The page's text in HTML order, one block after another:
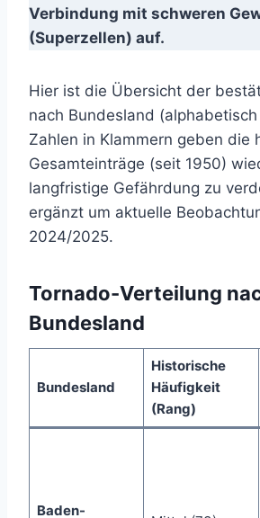
Verbindung mit schweren
(Superzellen) auf.
Hier ist die Übersicht der
nach Bundesland
Zahlen in Klammern geben die
Gesamteinträge (seit 1950)
langfristige Gefährdung zu
ergänzt um aktuelle
2024/2025.
Tornado-Verteilung
Bundesland
Bundesland
Historische
Häufigkeit
(Rang)
Baden-